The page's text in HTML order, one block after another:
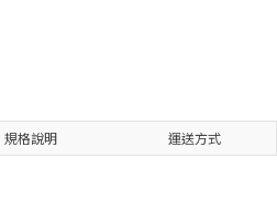
規格說明 運送方式